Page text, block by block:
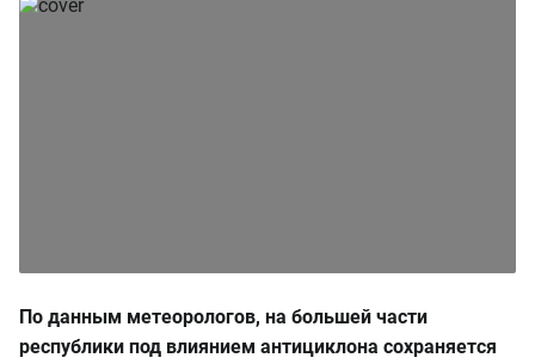
По данным метеорологов, на большей части
республики под влиянием антициклона сохраняется